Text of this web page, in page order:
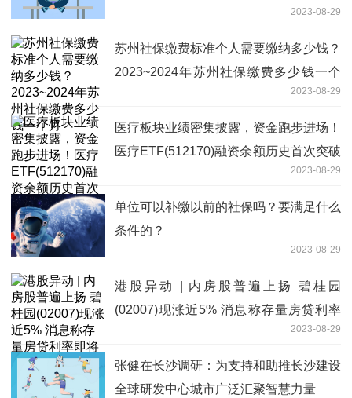
2023-08-29
苏州社保缴费标准个人需要缴纳多少钱？
2023~2024年苏州社保缴费多少钱一个
2023-08-29
医疗板块业绩密集披露，资金跑步进场！
医疗ETF(512170)融资余额历史首次突破
2023-08-29
单位可以补缴以前的社保吗？要满足什么
条件的？
2023-08-29
港股异动 | 内房股普遍上扬 碧桂园
(02007)现涨近5% 消息称存量房贷利率
2023-08-29
张健在长沙调研：为支持和助推长沙建设
全球研发中心城市广泛汇聚智慧力量